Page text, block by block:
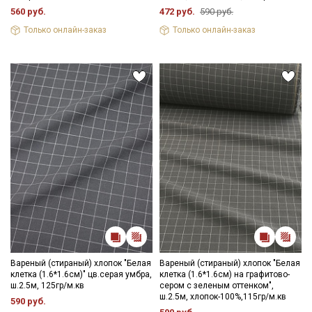
560 руб.
Только онлайн-заказ
472 руб. 590 руб.
Только онлайн-заказ
Вареный (стираный) хлопок "Белая
клетка (1.6*1.6см)" цв.серая умбра,
ш.2.5м, 125гр/м.кв
590 руб.
Вареный (стираный) хлопок "Белая
клетка (1.6*1.6см) на графитово-
сером с зеленым оттенком",
ш.2.5м, хлопок-100%,115гр/м.кв
Секретная рассылка от Купава